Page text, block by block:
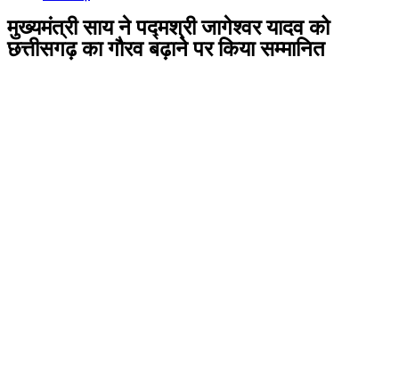
मुख्यमंत्री साय ने पद्मश्री जागेश्वर यादव को
छत्तीसगढ़ का गौरव बढ़ाने पर किया सम्मानित